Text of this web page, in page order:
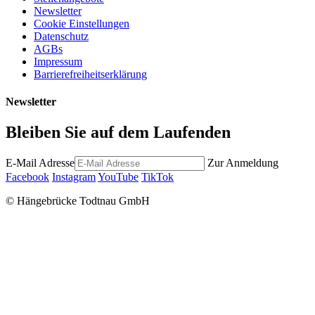
Newsletter
Cookie Einstellungen
Datenschutz
AGBs
Impressum
Barrierefreiheitserklärung
Newsletter
Bleiben Sie auf dem Laufenden
E-Mail Adresse
Zur Anmeldung
Facebook InstagramYouTube TikTok
© Hängebrücke Todtnau GmbH